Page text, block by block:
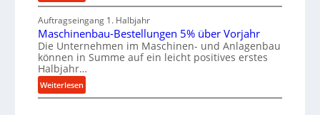
i
l
e
n
r
k
z
e
h
e
W
s
M
a
t
e
r
i
a
l
Auftragseingang 1. Halbjahr
Maschinenbau-Bestellungen 5% über Vorjahr
Die Unternehmen im Maschinen- und Anlagenbau
können in Summe auf ein leicht positives erstes
Halbjahr…
Weiterlesen:
M